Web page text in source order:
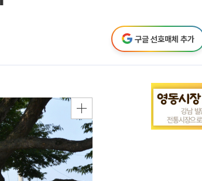
구글 선호매체 추가